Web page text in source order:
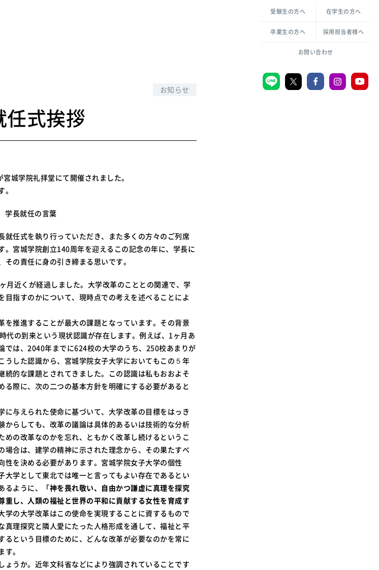
倫理憲章
ハラスメントの防止
共生のための多様性宣言
一般教育課程
教職センター
学芸員課程
図書館司書課程
生活環境科学研究所
受験生の方へ
在学生の方へ
卒業生の方へ 採用担当者様へ
お問い合わせ
お知らせ
任式挨拶
城学院礼拝堂にて開催されました。
学長就任の言葉
就任式を執り行っていただき、また多くの方々のご列席
。宮城学院創立140周年を迎えるこの記念の年に、学長に
の責任に身の引き締まる思いです。
月近くが経過しました。大学改革のこととの関連で、学
指すのかについて、現時点での考えを述べることによ
を推進することが最大の課題となっています。その背景
代の到来という現状認識が存在します。例えば、1ヶ月あ
では、2040年までに624校の大学のうち、250校あまりが
うした認識から、宮城学院女子大学においてもこの５年
続的な課題とされてきました。この認識は私もおおよそ
る際に、次の二つの基本方針を明確にする必要があると
に与えられた使命に基づいて、大学改革の目標をはっき
からしても、改革の議論は具体的あるいは技術的な分析
めの改革なのかを忘れ、ともかく改革し続けるというこ
場合は、建学の精神に示された理念から、その果たすべ
性を決める必要があります。宮城学院女子大学の個性
大学として東北では唯一と言ってもよい存在であるとい
るように、「神を畏れ敬い、自由かつ謙虚に真理を探究
重し、人類の福祉と世界の平和に貢献する女性を育成す
学の大学改革はこの使命を実現することに資するもので
真理探究と隣人愛にたった人格形成を通して、福祉と平
るという目標のために、どんな改革が必要なのかを常に
。
ょうか。近年文科省などにより強調されていることです